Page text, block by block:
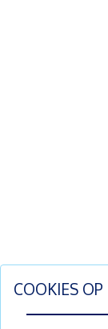
COOKIES OP